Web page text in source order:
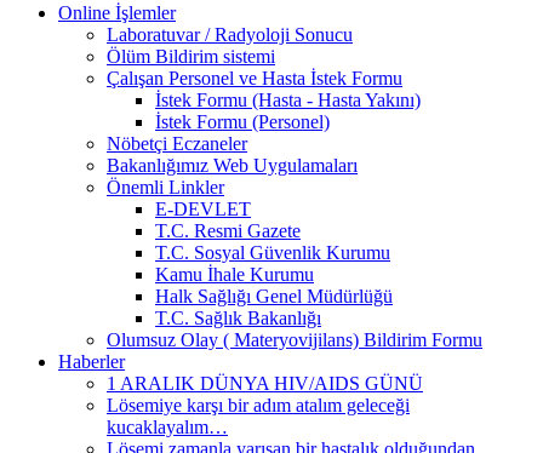
Online İşlemler
Laboratuvar / Radyoloji Sonucu
Ölüm Bildirim sistemi
Çalışan Personel ve Hasta İstek Formu
İstek Formu (Hasta - Hasta Yakını)
İstek Formu (Personel)
Nöbetçi Eczaneler
Bakanlığımız Web Uygulamaları
Önemli Linkler
E-DEVLET
T.C. Resmi Gazete
T.C. Sosyal Güvenlik Kurumu
Kamu İhale Kurumu
Halk Sağlığı Genel Müdürlüğü
T.C. Sağlık Bakanlığı
Olumsuz Olay ( Materyovijilans) Bildirim Formu
Haberler
1 ARALIK DÜNYA HIV/AIDS GÜNÜ
Lösemiye karşı bir adım atalım geleceği
kucaklayalım…
Lösemi zamanla yarışan bir hastalık olduğundan,